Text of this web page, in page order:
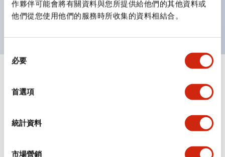
作夥伴可能會將有關資料與您所提供給他們的其他資料或
他們從您使用他們的服務時所收集的資料相結合。
必要
首選項
統計資料
市場營銷
顏色表現更明確鮮明，便於更多人識別。
電氣規範（額定照明部分）